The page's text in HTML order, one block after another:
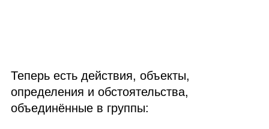
Теперь есть действия, объекты,
определения и обстоятельства,
объединённые в группы: